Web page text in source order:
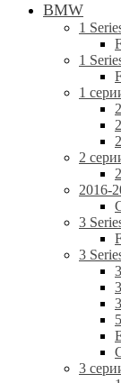
BMW
1
1
1
2
2016-
3
3
3